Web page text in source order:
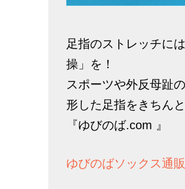
足指のストレッチに
操」を！
スポーツや外反母趾
形した足指をきちん
『ゆびのば.com 』
ゆびのばソックス通販